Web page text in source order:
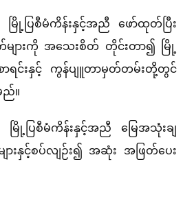
ြို့ပြစီမံကိန်းနှင့်အညီ ဖော်ထုတ်ပြီး
များကို အသေးစိတ် တိုင်းတာ၍ မြို့
ာရင်းနှင့် ကွန်ပျူတာမှတ်တမ်းတို့တွင်
ည်။
ြို့ပြစီမံကိန်းနှင့်အညီ မြေအသုံးချ
ျားနှင့်စပ်လျဉ်း၍ အဆုံး အဖြတ်ပေး